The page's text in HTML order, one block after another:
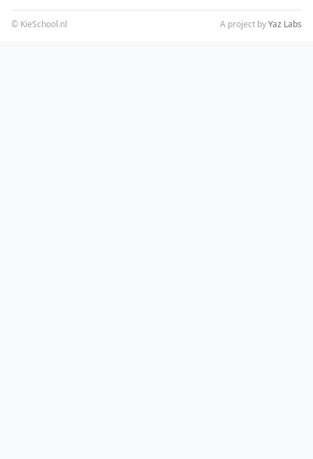
© KieSchool.nl A project byYaz Labs